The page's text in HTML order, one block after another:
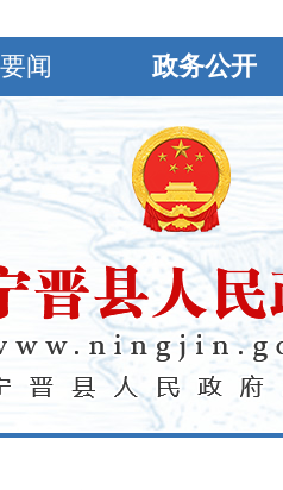
4级，最高气温32℃，最低气温22℃。
要闻 政务公开